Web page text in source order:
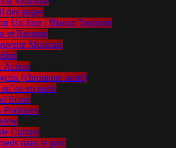
des pages
Un Jour / Blason Toujours
et Raconte
Musicale
Action
(chronique santé)
en parle
Ecran
Pratiques
Culture
dans le parc